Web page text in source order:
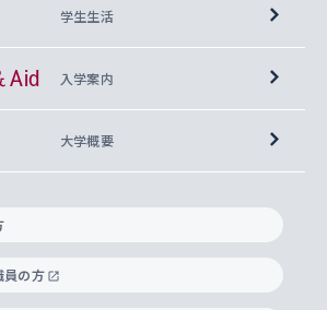
学部
を探す
学共通教育
ンター
人間学
学教育
究センター
ローバル教育
教育センター
ト
文化研究所
究所
報研究所
Research Weeks (SORW)
学生生活
業時間割
ログラム
ア活動
学びのコミュニティ
口
Aid 入学案内
得できる学位
大学概要
メッセージ
長紹介
神
員の方